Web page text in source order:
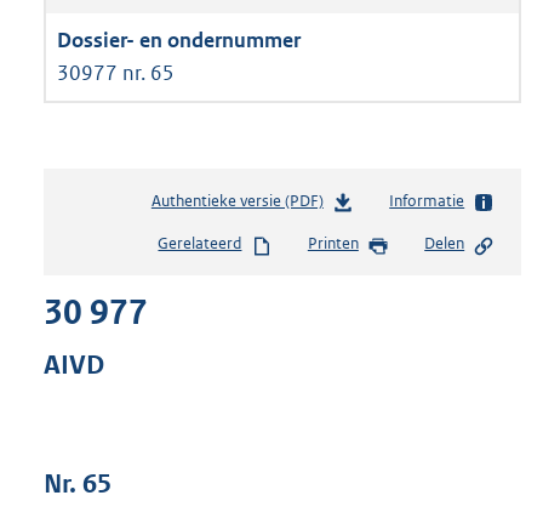
30977 nr. 65
Authentieke versie (PDF)b
s
Informatie
Gerelateerd Printen Delen
30 977
AIVD
Nr. 65